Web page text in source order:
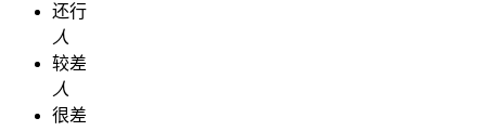
还行
人
较差
人
很差